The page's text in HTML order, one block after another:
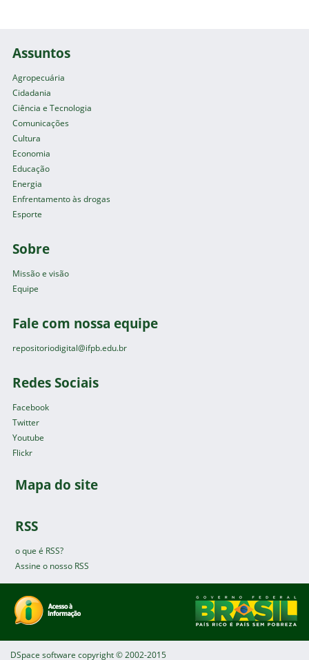
Assuntos
Agropecuária
Cidadania
Ciência e Tecnologia
Comunicações
Cultura
Economia
Educação
Energia
Enfrentamento às drogas
Esporte
Sobre
Missão e visão
Equipe
Fale com nossa equipe
repositoriodigital@ifpb.edu.br
Redes Sociais
Facebook
Twitter
Youtube
Flickr
Mapa do site
RSS
o que é RSS?
Assine o nosso RSS
DSpace software copyright © 2002-2015